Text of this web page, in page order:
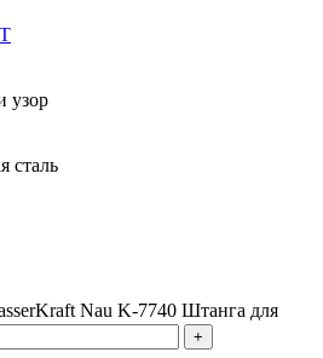
узор
сталь
Nau K-7740 Штанга для